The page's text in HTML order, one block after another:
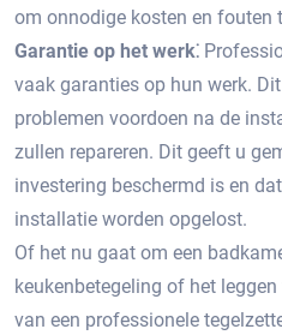
om onnodige kosten en fouten
Garantie op het werk⁚
vaak garanties op hun werk.​
problemen voordoen na de
zullen repareren. Dit geeft u
investering beschermd is en
installatie worden opgelost.
Of het nu gaat om een
keukenbetegeling of het
van een professionele